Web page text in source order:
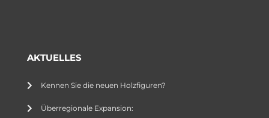
AKTUELLES
Kennen Sie die neuen Holzfiguren?
Überregionale Expansion: